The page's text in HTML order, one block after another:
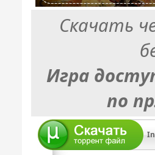
Скачать
Игра
по